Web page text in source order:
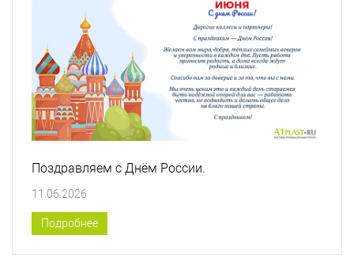
Поздравляем с Днём России.
11.06.2026
Подробнее